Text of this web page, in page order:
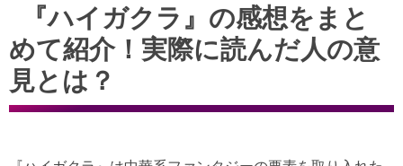
『ハイガクラ』の感想をまと
めて紹介！実際に読んだ人の意
見とは？